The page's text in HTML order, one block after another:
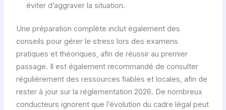
éviter d’aggraver la situation.
Une préparation complète inclut également des
conseils pour gérer le stress lors des examens
pratiques et théoriques, afin de réussir au premier
passage. Il est également recommandé de consulter
régulièrement des ressources fiables et locales, afin de
rester à jour sur la réglementation 2026. De nombreux
conducteurs ignorent que l’évolution du cadre légal peut